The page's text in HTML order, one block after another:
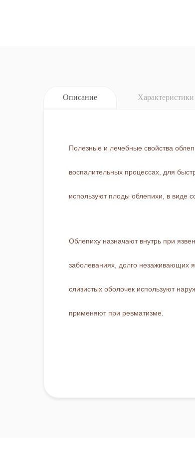
Описание Характеристики
Полезные и лечебные свойства
воспалительных процессах, для
используют плоды облепихи, в виде
Облепиху назначают внутрь при
заболеваниях, долго незаживающих
слизистых оболочек используют
применяют при ревматизме.